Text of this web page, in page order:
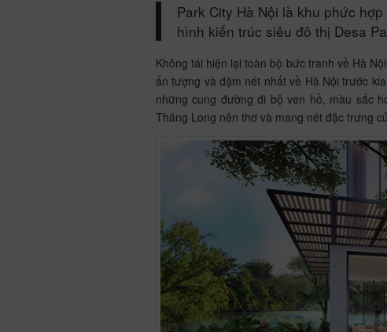
Park City Hà Nội là khu phức
hình kiến trúc siêu đô thị Desa
Không tái hiện lại toàn bộ bức tranh về Hà
ấn tượng và đậm nét nhất về Hà Nội trước
những cung đường đi bộ ven hồ, màu sắc
Thăng Long nên thơ và mang nét đặc trưng